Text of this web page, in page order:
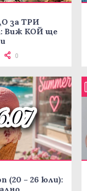
за ТРИ
Виж КОЙ ще
0
(20 – 26 юли):